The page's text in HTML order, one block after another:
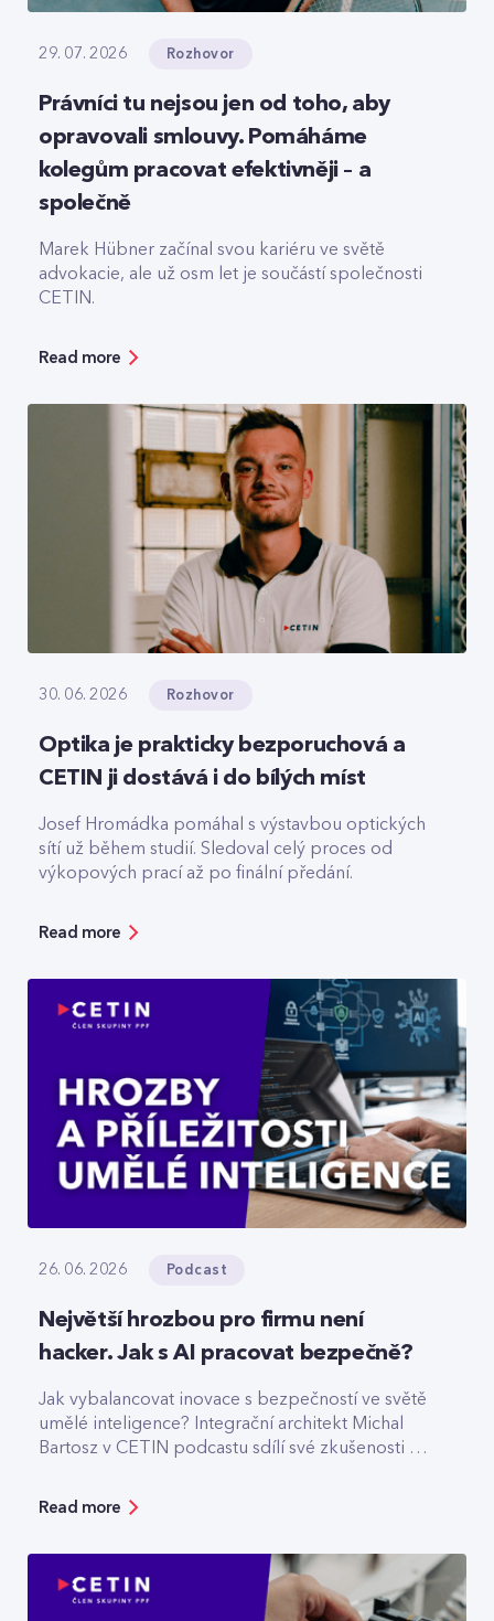
29. 07. 2026 Rozhovor
Právníci tu nejsou jen od toho, aby
opravovali smlouvy. Pomáháme
kolegům pracovat efektivněji – a
společně
Marek Hübner začínal svou kariéru ve světě
advokacie, ale už osm let je součástí společnosti
CETIN.
Read more
30. 06. 2026 Rozhovor
Optika je prakticky bezporuchová a
CETIN ji dostává i do bílých míst
Josef Hromádka pomáhal s výstavbou optických
sítí už během studií. Sledoval celý proces od
výkopových prací až po finální předání.
Read more
26. 06. 2026 Podcast
Největší hrozbou pro firmu není
hacker. Jak s AI pracovat bezpečně?
Jak vybalancovat inovace s bezpečností ve světě
umělé inteligence? Integrační architekt Michal
Bartosz v CETIN podcastu sdílí své zkušenosti s
bezpečnosti, ale zároveň ukazuje možnosti, jak
Read more